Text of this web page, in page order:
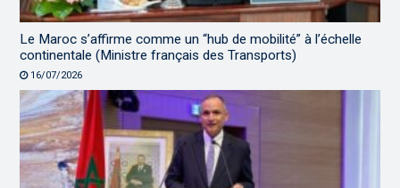
Le Maroc s’affirme comme un “hub de mobilité” à l’échelle
continentale (Ministre français des Transports)
16/07/2026